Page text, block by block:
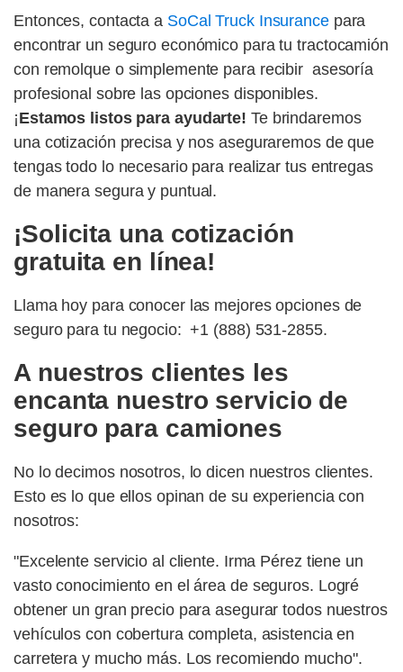
Entonces, contacta a SoCal Truck Insurancepara
encontrar un seguro económico para tu tractocamión
con remolque o simplemente para recibir asesoría
profesional sobre las opciones disponibles.
¡Estamos listos para ayudarte! Te brindaremos
una cotización precisa y nos aseguraremos de que
tengas todo lo necesario para realizar tus entregas
de manera segura y puntual.
¡Solicita una cotización
gratuita en línea!
Llama hoy para conocer las mejores opciones de
seguro para tu negocio: +1 (888) 531-2855.
A nuestros clientes les
encanta nuestro servicio de
seguro para camiones
No lo decimos nosotros, lo dicen nuestros clientes.
Esto es lo que ellos opinan de su experiencia con
nosotros:
"Excelente servicio al cliente. Irma Pérez tiene un
vasto conocimiento en el área de seguros. Logré
obtener un gran precio para asegurar todos nuestros
vehículos con cobertura completa, asistencia en
carretera y mucho más. Los recomiendo mucho".